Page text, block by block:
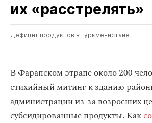
их «расстрелять»
Дефицит продуктов в Туркменистане
В Фарапском этрапеоколо 200
стихийный митинг к зданию
администрации из-за возросших
субсидированные продукты. Как